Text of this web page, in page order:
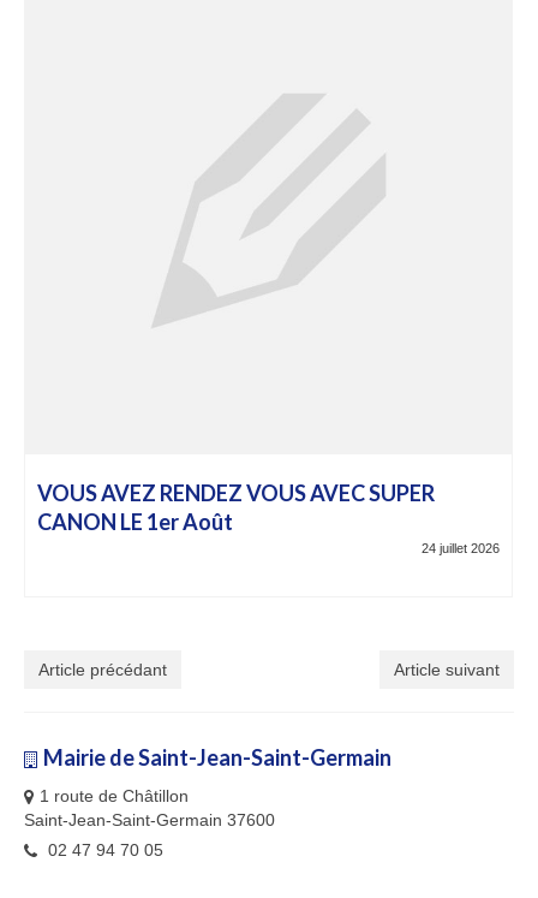
VOUS AVEZ RENDEZ VOUS AVEC SUPER
CANON LE 1er Août
24 juillet 2026
Article précédant Article suivant
Mairie de Saint-Jean-Saint-Germain
1 route de Châtillon
Saint-Jean-Saint-Germain 37600
02 47 94 70 05